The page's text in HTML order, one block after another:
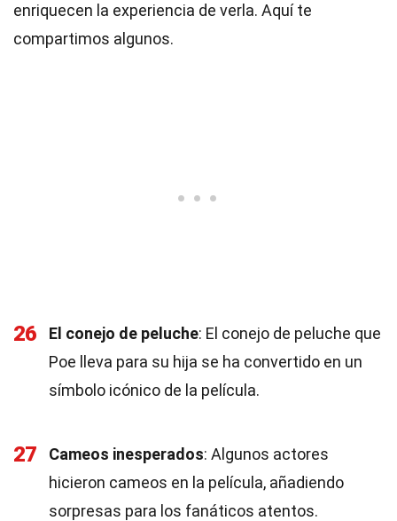
enriquecen la experiencia de verla. Aquí te
compartimos algunos.
26 El conejo de peluche: El conejo de peluche que
Poe lleva para su hija se ha convertido en un
símbolo icónico de la película.
27 Cameos inesperados: Algunos actores
hicieron cameos en la película, añadiendo
sorpresas para los fanáticos atentos.